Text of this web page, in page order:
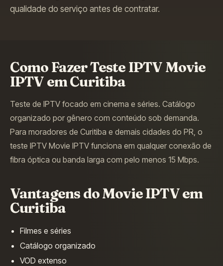
qualidade do serviço antes de contratar.
Como Fazer Teste IPTV Movie
IPTV emCuritiba
Teste de IPTV focado em cinema e séries. Catálogo
organizado por gênero com conteúdo sob demanda.
Para moradores de Curitiba e demais cidades do PR , o
teste IPTV Movie IPTV funciona em qualquer conexão de
fibra óptica ou banda larga com pelo menos 15 Mbps.
Vantagens doMovie IPTVem
Curitiba
Filmes e séries
Catálogo organizado
VOD extenso